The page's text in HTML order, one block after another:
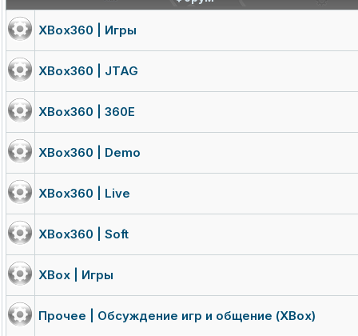
XBox360 | Игры
XBox360 | JTAG
XBox360 | 360E
XBox360 | Demo
XBox360 | Live
XBox360 | Soft
XBox | Игры
Прочее | Обсуждение игр и общение (XBox)